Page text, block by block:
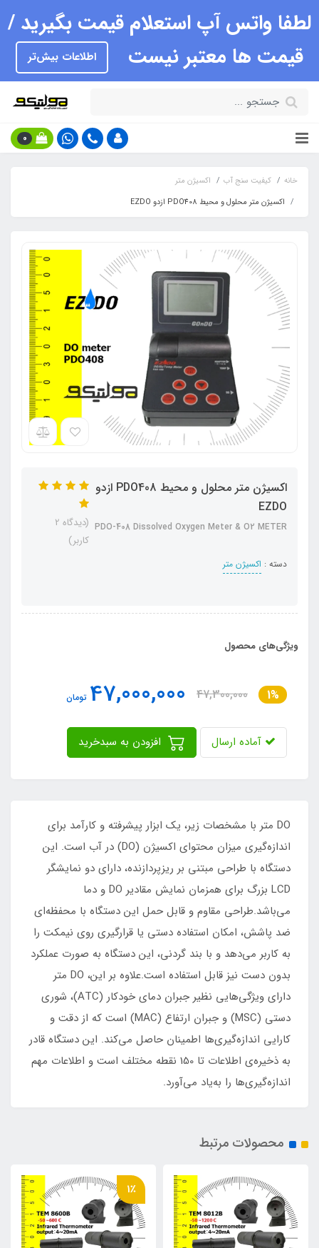
لطفا واتس آپ استعلام قیمت بگیرید /
قیمت ها معتبر نیست
اطلاعات بیش‌تر
0
خانه کیفیت سنج آب
اکسیژن متر
اکسیژن متر محلول و محیط PDO408 ازدو EZDO
اکسیژن متر محلول و محیط PDO408 ازدو
EZDO
PDO-408 Dissolved Oxygen Meter & O2 METER
دسته : اکسیژن متر
(دیدگاه 2
کاربر)
ویژگی‌های محصول
1%
47,300,000
47,000,000 تومان
آماده ارسال
DO متر با مشخصات زیر، یک ابزار پیشرفته و کارآمد برای
اندازه‌گیری میزان محتوای اکسیژن (DO) در آب است. این
دستگاه با طراحی مبتنی بر ریزپردازنده، دارای دو نمایشگر
LCD بزرگ برای همزمان نمایش مقادیر DO و دما
می‌باشد.طراحی مقاوم و قابل حمل این دستگاه با محفظه‌ای
ضد پاشش، امکان استفاده دستی یا قرارگیری روی نیمکت را
به کاربر می‌دهد و با بند گردنی، این دستگاه به صورت عملکرد
بدون دست نیز قابل استفاده است.علاوه بر این، DO متر
دارای ویژگی‌هایی نظیر جبران دمای خودکار (ATC)، شوری
دستی (MSC) و جبران ارتفاع (MAC) است که از دقت و
کارایی اندازه‌گیری‌ها اطمینان حاصل می‌کند. این دستگاه قادر
به ذخیره‌ی اطلاعات تا 150 نقطه مختلف است و اطلاعات مهم
اندازه‌گیری‌ها را به‌یاد می‌آورد.
محصولات مرتبط
1٪